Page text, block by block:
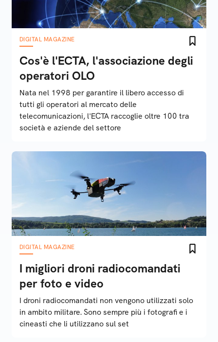
DIGITAL MAGAZINE
Cos'è l'ECTA, l'associazione degli
operatori OLO
Nata nel 1998 per garantire il libero accesso di
tutti gli operatori al mercato delle
telecomunicazioni, l'ECTA raccoglie oltre 100 tra
società e aziende del settore
DIGITAL MAGAZINE
I migliori droni radiocomandati
per foto e video
I droni radiocomandati non vengono utilizzati solo
in ambito militare. Sono sempre più i fotografi e i
cineasti che li utilizzano sul set